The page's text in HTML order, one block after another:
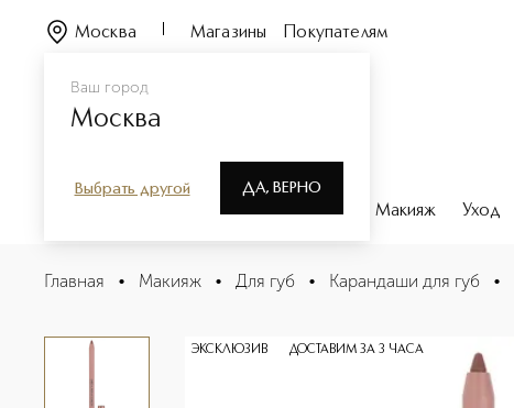
Ваш город
Москва
Выбрать другой ДА, ВЕРНО
Москва Магазины Покупателям
Парфюмерия Макияж Уход
I NEED A NUDE LIP CRAYON Карандаш для губ
Описание
Главная • Макияж • Для губ • Карандаши для губ •
ЭКСКЛЮЗИВ ДОСТАВИМ ЗА 3 ЧАСА